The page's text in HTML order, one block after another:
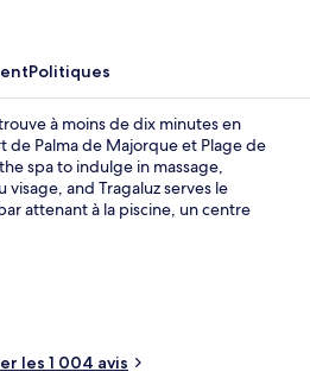
Politiques
à moins de dix minutes en
de Palma de Majorque et Plage de
spa to indulge in massage,
and Tragaluz serves le
attenant à la piscine, un centre
adorent le personnel serviable
les 1 004 avis